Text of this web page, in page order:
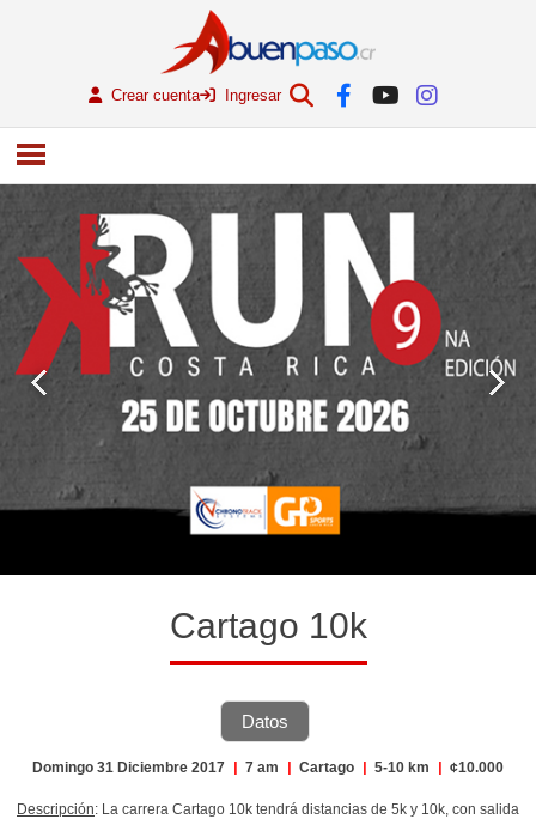
Crear cuenta Ingresar
Cartago 10k
Datos
Domingo 31 Diciembre 2017 | 7 am | Cartago | 5-10 km | ¢10.000
Descripción: La carrera Cartago 10k tendrá distancias de 5k y 10k, con salida